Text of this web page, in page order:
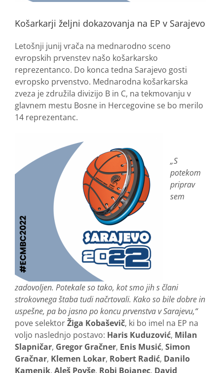
Košarkarji željni dokazovanja na EP v Sarajevo
Letošnji junij vrača na mednarodno sceno
evropskih prvenstev našo košarkarsko
reprezentanco. Do konca tedna Sarajevo gosti
evropsko prvenstvo. Mednarodna košarkarska
zveza je združila divizijo B in C, na tekmovanju v
glavnem mestu Bosne in Hercegovine se bo merilo
14 reprezentanc.
„S
potekom
priprav
sem
zadovoljen. Potekale so tako, kot smo jih s člani
strokovnega štaba tudi načrtovali. Kako so bile dobre in
uspešne, pa bo jasno po koncu prvenstva v Sarajevu,“
pove selektorŽiga Kobaševič, ki bo imel na EP na
voljo naslednjo postavo: Haris Kuduzović, Milan
Slapničar, Gregor Gračner, Enis Musić, Simon
Gračnar, Klemen Lokar, Robert Radić, Danilo
Kamenik, Aleš Povše, Robi Bojanec, David